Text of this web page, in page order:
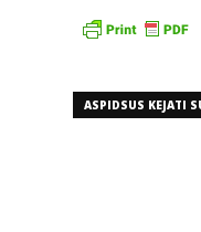
ASPIDSUS KEJATI